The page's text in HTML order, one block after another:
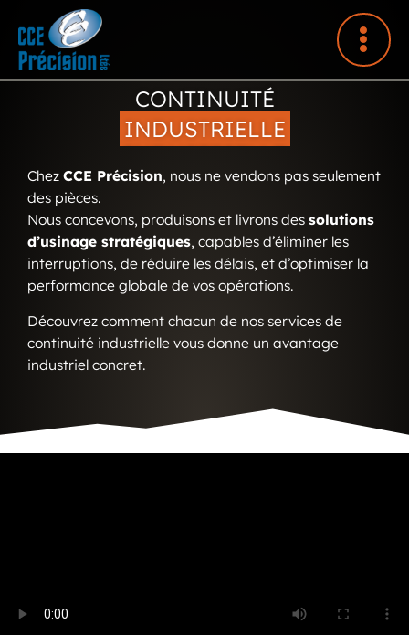
contenu
CONTINUITÉ
INDUSTRIELLE
INDUSTRIELLE
Chez CCE Précision, nous ne vendons pas seulement
des pièces.
Nous concevons, produisons et livrons des solutions
d’usinage stratégiques, capables d’éliminer les
interruptions, de réduire les délais, et d’optimiser la
performance globale de vos opérations.
Découvrez comment chacun de nos services de
continuité industrielle vous donne un avantage
industriel concret.